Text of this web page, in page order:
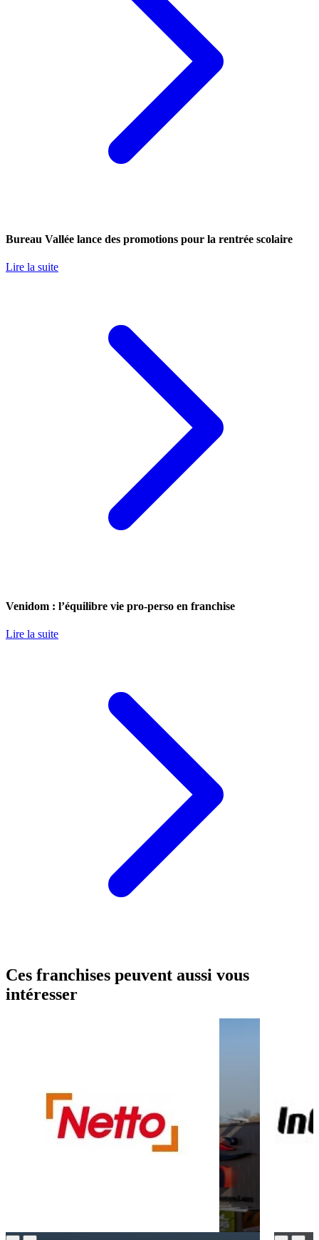
Bureau Vallée lance des promotions pour la rentrée scolaire
Lire la suite
Venidom : l’équilibre vie pro-perso en franchise
Lire la suite
Ces franchises peuvent aussi vous
intéresser